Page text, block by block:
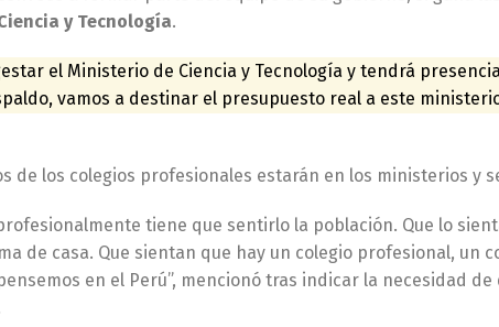
y Tecnología.
el Ministerio de Ciencia y Tecnología y tendrá
vamos a destinar el presupuesto real a este
de los colegios profesionales estarán en los ministerios y
tiene que sentirlo la población. Que lo
de casa. Que sientan que hay un colegio profesional, un
en el Perú”, mencionó tras indicar la necesidad